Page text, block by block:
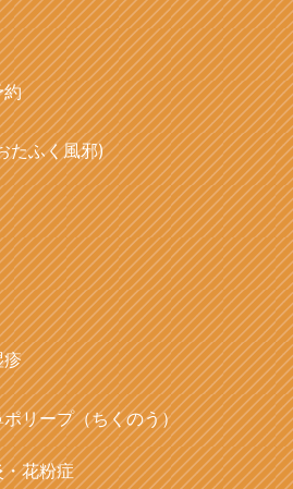
約
たふく風邪)
疹
リープ（ちくのう）
花粉症